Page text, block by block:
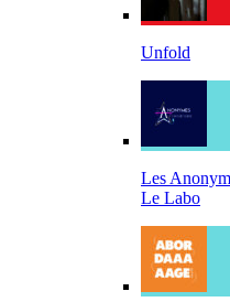
Unfold
Les
Le Labo